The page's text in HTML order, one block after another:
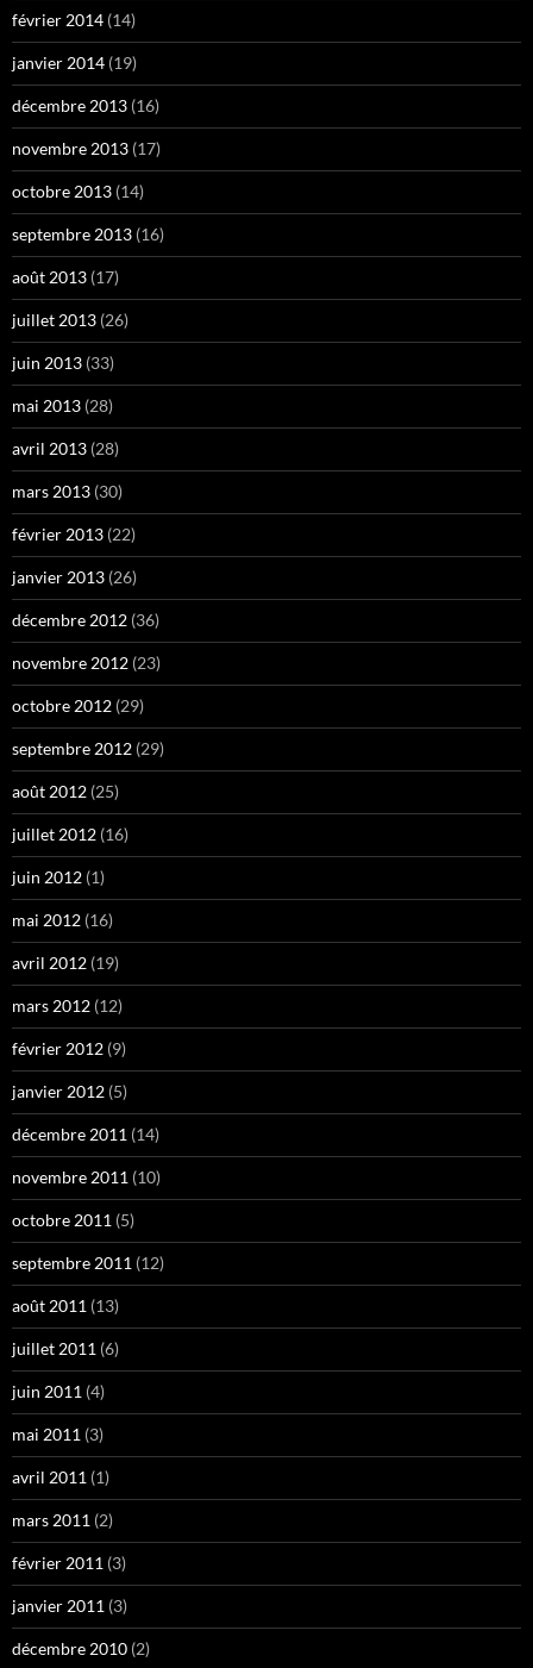
février 2014 (14)
janvier 2014 (19)
décembre 2013 (16)
novembre 2013 (17)
octobre 2013 (14)
septembre 2013 (16)
août 2013 (17)
juillet 2013 (26)
juin 2013 (33)
mai 2013 (28)
avril 2013 (28)
mars 2013 (30)
février 2013 (22)
janvier 2013 (26)
décembre 2012 (36)
novembre 2012 (23)
octobre 2012 (29)
septembre 2012 (29)
août 2012 (25)
juillet 2012 (16)
juin 2012 (1)
mai 2012 (16)
avril 2012 (19)
mars 2012 (12)
février 2012 (9)
janvier 2012 (5)
décembre 2011 (14)
novembre 2011 (10)
octobre 2011 (5)
septembre 2011 (12)
août 2011 (13)
juillet 2011 (6)
juin 2011 (4)
mai 2011 (3)
avril 2011 (1)
mars 2011 (2)
février 2011 (3)
janvier 2011 (3)
décembre 2010 (2)